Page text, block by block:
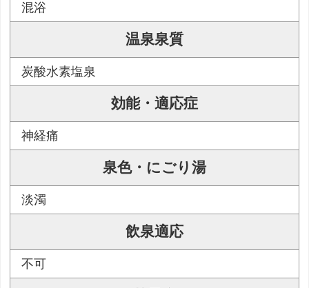
混浴
温泉泉質
炭酸水素塩泉
効能・適応症
神経痛
泉色・にごり湯
淡濁
飲泉適応
不可